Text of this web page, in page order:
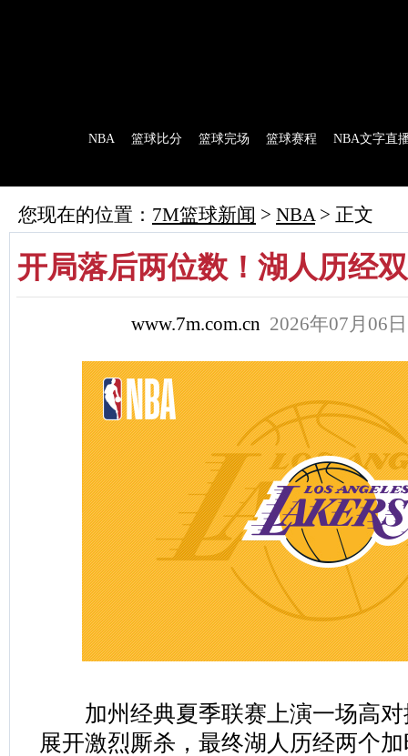
NBA 篮球比分 篮球完场 篮球赛程 NBA文字直
您现在的位置： 7M篮球新闻 > NBA> 正文
开局落后两位数！湖人历经
www.7m.com.cn 2026年07月06
加州经典夏季联赛上演一场高对
展开激烈厮杀，最终湖人历经两个